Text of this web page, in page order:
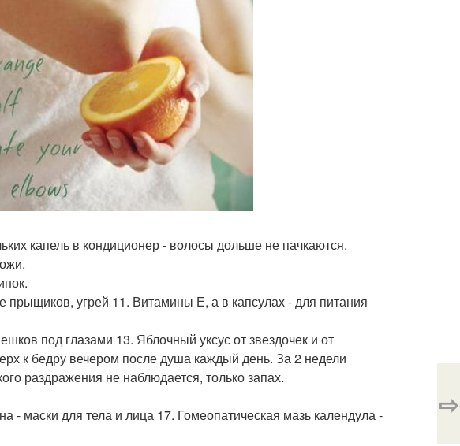
капель в кондиционер - волосы дольше не пачкаются.
прыщиков, угрей 11. Витамины Е, а в капсулах - для питания
под глазами 13. Яблочный уксус от звездочек и от
к бедру вечером после душа каждый день. За 2 недели
раздражения не наблюдается, только запах.
- маски для тела и лица 17. Гомеопатическая мазь календула -
⇨